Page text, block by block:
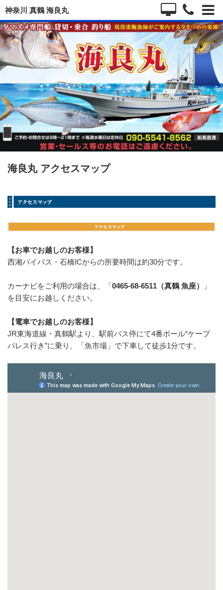
神奈川 真鶴 海良丸
海良丸 アクセスマップ
【お車でお越しのお客様】
西湘バイパス・石橋ICからの所要時間は約30分です。
カーナビをご利用の場合は、「0465-68-6511（真鶴 魚座）
」
を目安にお越しください。
【電車でお越しのお客様】
JR東海道線・真鶴駅より、駅前バス停にて4番ポール“ケープ
パレス行き”に乗り、「魚市場」で下車して徒歩1分です。